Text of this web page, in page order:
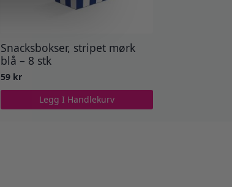
Snacksbokser, stripet mørk
blå – 8 stk
59 kr
Legg I Handlekurv